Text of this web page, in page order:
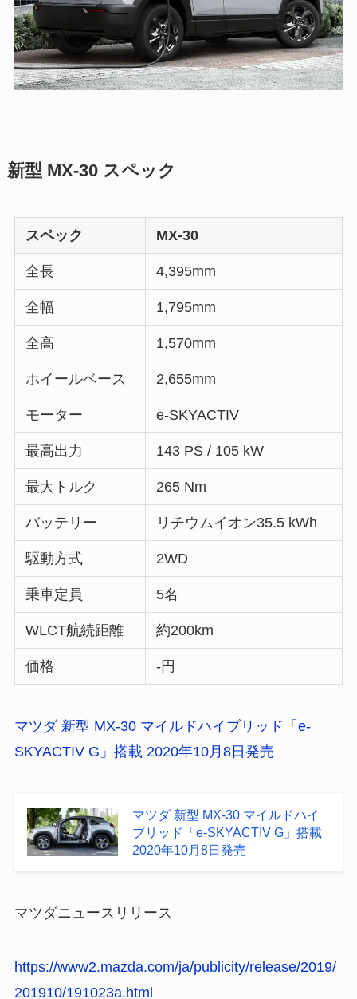
新型 MX-30 スペック
スペック MX-30
全長 4,395mm
全幅 1,795mm
全高 1,570mm
ホイールベース 2,655mm
モーター e-SKYACTIV
最高出力 143 PS / 105 kW
最大トルク 265 Nm
バッテリー リチウムイオン35.5 kWh
駆動方式 2WD
乗車定員 5名
WLCT航続距離 約200km
価格 -円
マツダ 新型 MX-30 マイルドハイブリッド「e-
SKYACTIV G」搭載 2020年10月8日発売
マツダ 新型 MX-30 マイルドハイ
ブリッド「e-SKYACTIV G」搭載
2020年10月8日発売
マツダニュースリリース
https://www2.mazda.com/ja/publicity/release/2019/
201910/191023a.html